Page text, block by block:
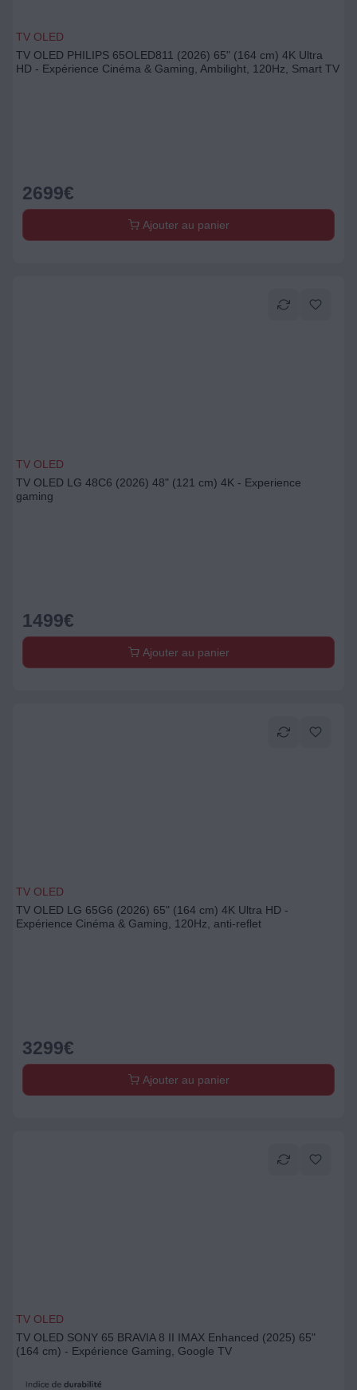
TV OLED
TV OLED PHILIPS 65OLED811 (2026) 65" (164 cm) 4K Ultra
HD - Expérience Cinéma & Gaming, Ambilight, 120Hz, Smart TV
2699€
Ajouter au panier
TV OLED
TV OLED LG 48C6 (2026) 48" (121 cm) 4K - Experience
gaming
1499€
Ajouter au panier
TV OLED
TV OLED LG 65G6 (2026) 65" (164 cm) 4K Ultra HD -
Expérience Cinéma & Gaming, 120Hz, anti-reflet
3299€
Ajouter au panier
TV OLED
TV OLED SONY 65 BRAVIA 8 II IMAX Enhanced (2025) 65"
(164 cm) - Expérience Gaming, Google TV